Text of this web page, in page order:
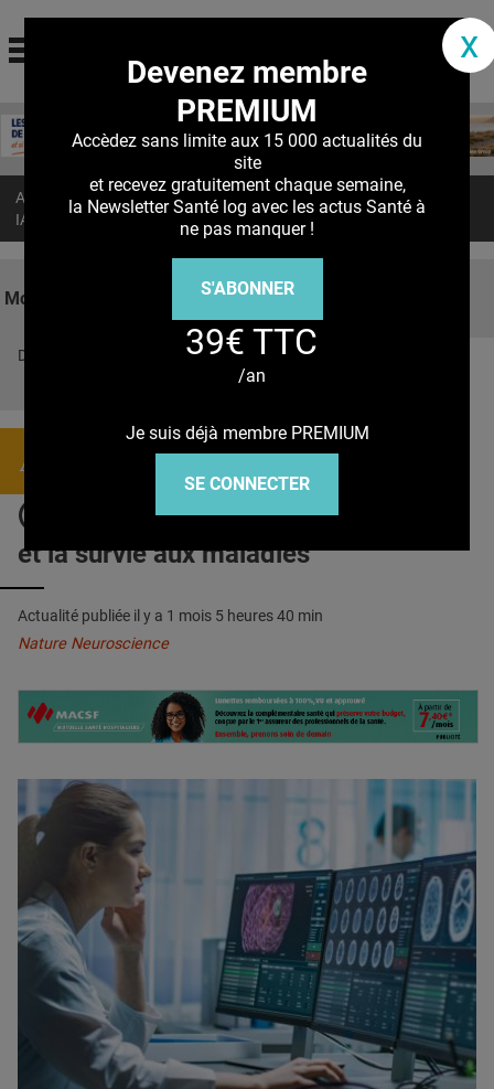
Jump to navigation
La communauté des professionnels de santé
MON COMPTE
S'ABONNER À LA REVUE SOIN À DOMICILE
DOSSIERS
L'APP
QUI SOMMES-NOUS ?
PUBLICITÉ
CONDITIONS GÉNÉRALES
CONTACT
Accueil > Actualités
IA : L’outil qui prédit l'âge cérébral et la survie aux maladies
Mots clés
Découvrez nos réseaux sociaux
Youbute
Actualités
IA : L’outil qui prédit l'âge cérébral
et la survie aux maladies
Actualité publiée il y a 1 mois 5 heures 40 min
Nature Neuroscience
x
Devenez membre
PREMIUM
Accèdez sans limite aux 15 000 actualités du
site
et recevez gratuitement chaque semaine,
la Newsletter Santé log avec les actus Santé à
ne pas manquer !
S'ABONNER
39€ TTC
/an
Je suis déjà membre PREMIUM
SE CONNECTER